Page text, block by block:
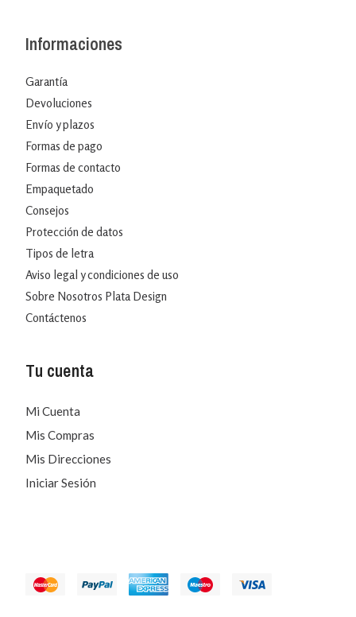
Informaciones
Garantía
Devoluciones
Envío y plazos
Formas de pago
Formas de contacto
Empaquetado
Consejos
Protección de datos
Tipos de letra
Aviso legal y condiciones de uso
Sobre Nosotros Plata Design
Contáctenos
Tu cuenta
Mi Cuenta
Mis Compras
Mis Direcciones
Iniciar Sesión